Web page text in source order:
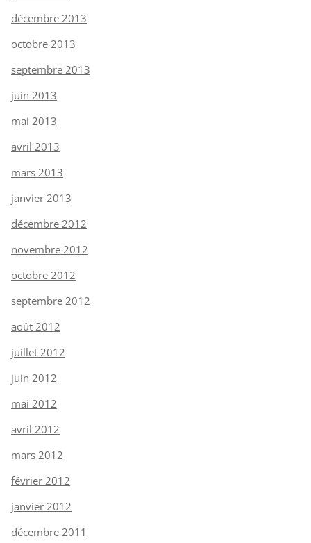
décembre 2013
octobre 2013
septembre 2013
juin 2013
mai 2013
avril 2013
mars 2013
janvier 2013
décembre 2012
novembre 2012
octobre 2012
septembre 2012
août 2012
juillet 2012
juin 2012
mai 2012
avril 2012
mars 2012
février 2012
janvier 2012
décembre 2011